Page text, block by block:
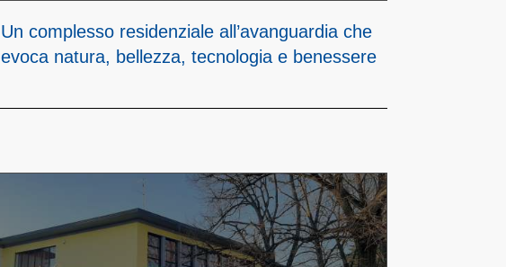
Un complesso residenziale all’avanguardia che
evoca natura, bellezza, tecnologia e benessere